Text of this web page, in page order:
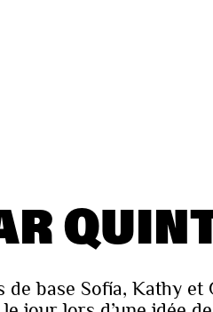
de base Sofía, Kathy et